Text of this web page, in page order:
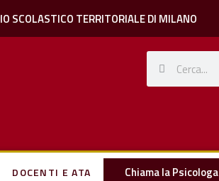
SCOLASTICO TERRITORIALE DI MILANO
DOCENTI E ATA Chiama la Psicologa